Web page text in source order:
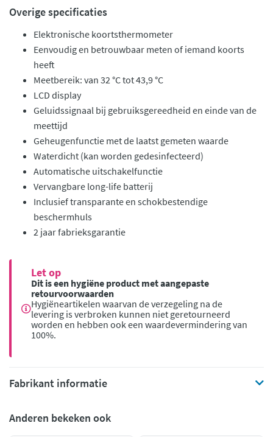
Overige specificaties
Elektronische koortsthermometer
Eenvoudig en betrouwbaar meten of iemand koorts
heeft
Meetbereik: van 32 °C tot 43,9 °C
LCD display
Geluidssignaal bij gebruiksgereedheid en einde van de
meettijd
Geheugenfunctie met de laatst gemeten waarde
Waterdicht (kan worden gedesinfecteerd)
Automatische uitschakelfunctie
Vervangbare long-life batterij
Inclusief transparante en schokbestendige
beschermhuls
2 jaar fabrieksgarantie
Let op
Dit is een hygiëne product met aangepaste
retourvoorwaarden
Hygiëneartikelen waarvan de verzegeling na de
levering is verbroken kunnen niet geretourneerd
worden en hebben ook een waardevermindering van
100%.
Fabrikant informatie
Anderen bekeken ook